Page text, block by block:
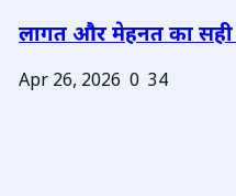
लागत और मेहनत का
Apr 26, 2026 0 34